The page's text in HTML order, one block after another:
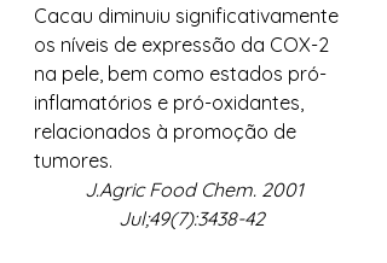
Cacau diminuiu significativamente
os níveis de expressão da COX-2
na pele, bem como estados pró-
inflamatórios e pró-oxidantes,
relacionados à promoção de
tumores.
J.Agric Food Chem. 2001
Jul;49(7):3438-42